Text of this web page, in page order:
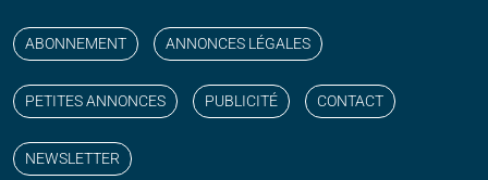
ABONNEMENT ANNONCES LÉGALES
PETITES ANNONCES PUBLICITÉ CONTACT
NEWSLETTER